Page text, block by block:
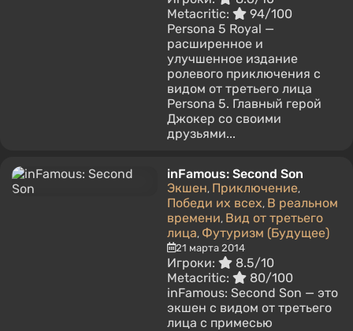
Metacritic:
94/100
Persona 5 Royal —
расширенное и
улучшенное издание
ролевого приключения с
видом от третьего лица
Persona 5. Главный герой
Джокер со своими
друзьями...
inFamous: Second Son
Экшен, Приключение,
Победи их всех, В реальном
времени, Вид от третьего
лица, Футуризм (Будущее)
21 марта 2014
Игроки:
8.5/10
Metacritic:
80/100
inFamous: Second Son — это
экшен с видом от третьего
лица с примесью